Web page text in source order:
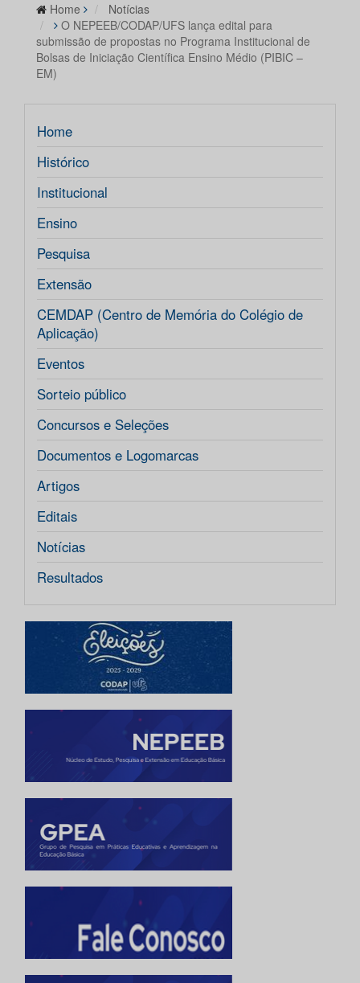
Home
Notícias
O NEPEEB/CODAP/UFS lança edital para
submissão de propostas no Programa Institucional de
Bolsas de Iniciação Científica Ensino Médio (PIBIC –
EM)
Home
Histórico
Institucional
Ensino
Pesquisa
Extensão
CEMDAP (Centro de Memória do Colégio de
Aplicação)
Eventos
Sorteio público
Concursos e Seleções
Documentos e Logomarcas
Artigos
Editais
Notícias
Resultados